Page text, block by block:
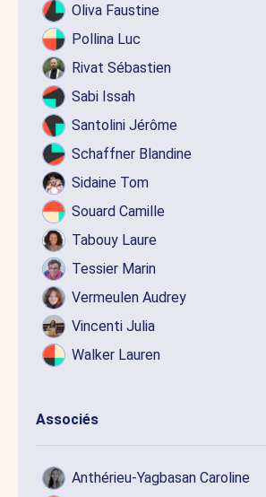
Oliva Faustine
Pollina Luc
Rivat Sébastien
Sabi Issah
Santolini Jérôme
Schaffner Blandine
Sidaine Tom
Souard Camille
Tabouy Laure
Tessier Marin
Vermeulen Audrey
Vincenti Julia
Walker Lauren
Associés
Anthérieu-Yagbasan Caroline